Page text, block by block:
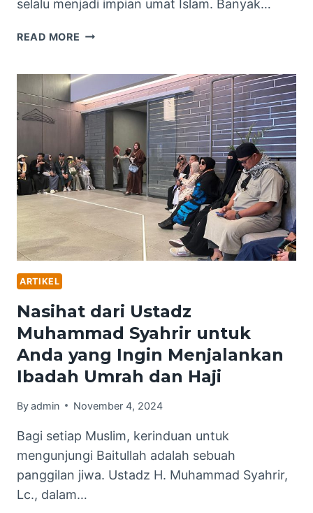
selalu menjadi impian umat Islam. Banyak…
READ MORE IBU
LUAR
BIASA
BERSAMA
TAMAM
TRAVEL,
SANGAT
MEMUASKAN!
ARTIKEL
Nasihat dari Ustadz
Muhammad Syahrir untuk
Anda yang Ingin Menjalankan
Ibadah Umrah dan Haji
Byadmin November 4, 2024
Bagi setiap Muslim, kerinduan untuk
mengunjungi Baitullah adalah sebuah
panggilan jiwa. Ustadz H. Muhammad Syahrir,
Lc., dalam…